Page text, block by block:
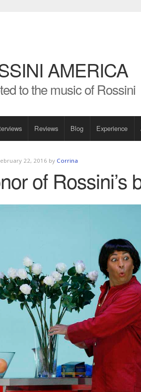
AMERICA
to the music of Rossini
Reviews Blog Experience
22, 2016 by Corrina
of Rossini’s